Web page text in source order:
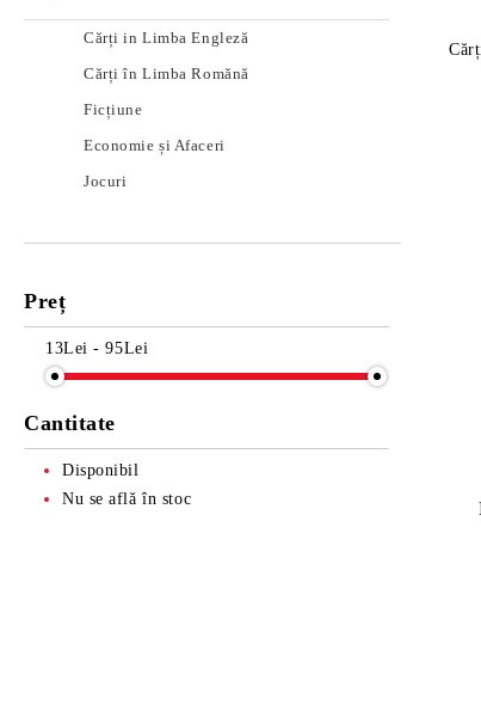
Cărți in Limba Engleză
Cărți în Limba Romănă
Ficțiune
Economie și Afaceri
Jocuri
Preț
13Lei - 95Lei
Cantitate
Disponibil
Nu se află în stoc